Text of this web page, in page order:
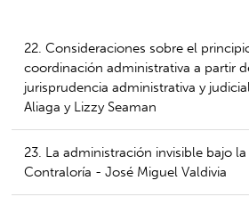
22. Consideraciones sobre el
coordinación administrativa a partir
jurisprudencia administrativa y
Aliaga y Lizzy Seaman
23. La administración invisible bajo
Contraloría - José Miguel Valdivia